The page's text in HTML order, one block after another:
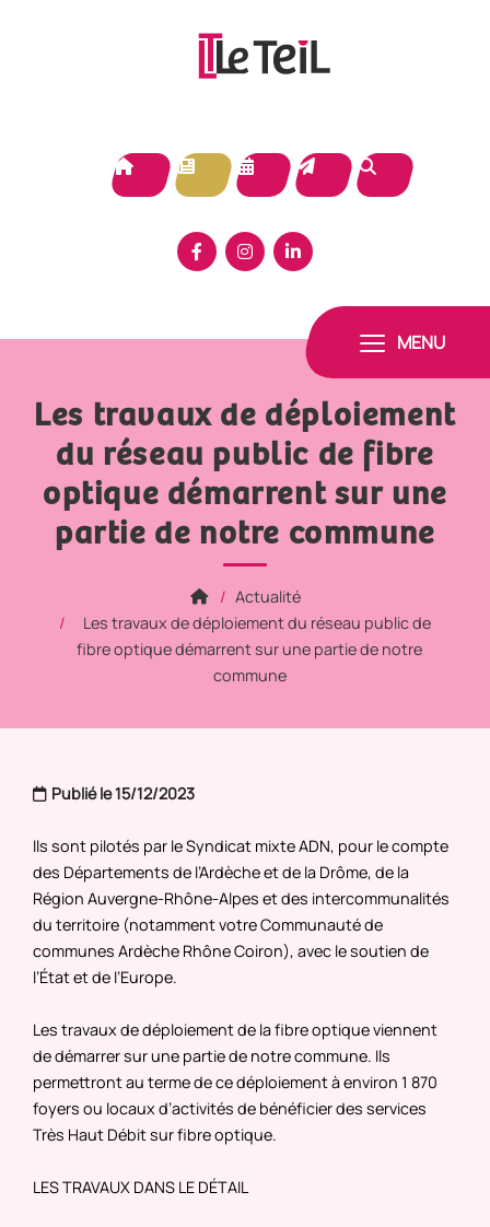
MENU
Les travaux de déploiement
du réseau public de fibre
optique démarrent sur une
partie de notre commune
Actualité
Les travaux de déploiement du réseau public de
fibre optique démarrent sur une partie de notre
commune
Publié le 15/12/2023
Ils sont pilotés par le Syndicat mixte ADN, pour le compte
des Départements de l’Ardèche et de la Drôme, de la
Région Auvergne-Rhône-Alpes et des intercommunalités
du territoire (notamment votre Communauté de
communes Ardèche Rhône Coiron), avec le soutien de
l’État et de l’Europe.
Les travaux de déploiement de la fibre optique viennent
de démarrer sur une partie de notre commune. Ils
permettront au terme de ce déploiement à environ 1 870
foyers ou locaux d’activités de bénéficier des services
Très Haut Débit sur fibre optique.
LES TRAVAUX DANS LE DÉTAIL